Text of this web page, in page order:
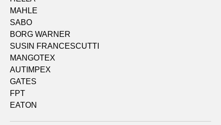
MAHLE
SABO
BORG WARNER
SUSIN FRANCESCUTTI
MANGOTEX
AUTIMPEX
GATES
FPT
EATON